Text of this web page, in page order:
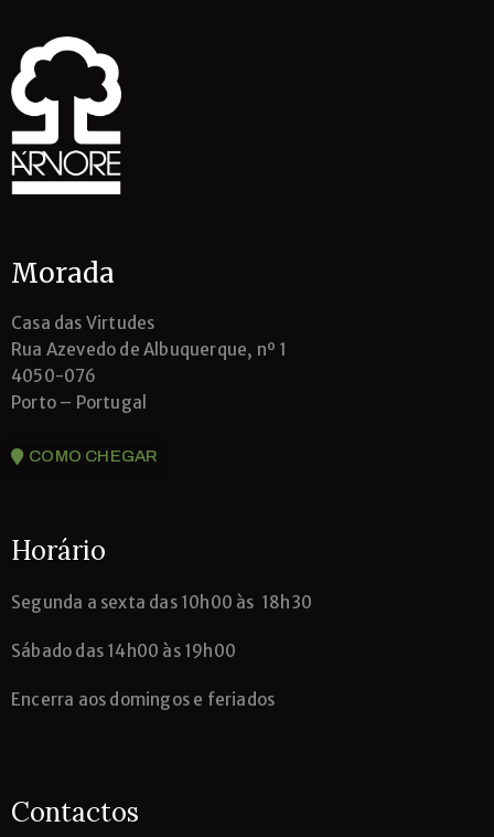
Morada
Casa das Virtudes
Rua Azevedo de Albuquerque, nº 1
4050-076
Porto – Portugal
COMO CHEGAR
Horário
Segunda a sexta das 10h00 às 18h30
Sábado das 14h00 às 19h00
Encerra aos domingos e feriados
Contactos